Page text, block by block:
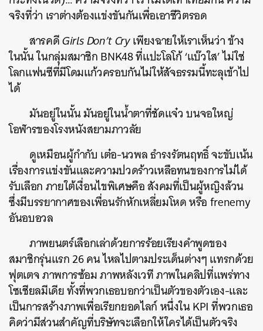
จริงที่ว่า เราต่างต้องแข่งขันกันเพื่อเอาชีวิตรอด
สารคดีGirls Don’t Cryเพียงฉายให้เราเห็นว่า ข้าง
ในนั้น ในกลุ่มสมาชิก BNK48 ที่แปะโลโก้ ‘แบ๊วใส’ ไม่ใช่
โลกแฟนซีที่มีโดมแก้วครอบกันไม่ให้สัจธรรมนี้ทะลุเข้าไป
ได้
มันอยู่ในนั้น มันอยู่ในน้ำตาที่ชัดแจ๋ว บนจอใหญ่
โอฬารของโรงหนังสยามภาวลัย
ดูเหมือนผู้กำกับ เต๋อ-นวพล ธำรงรัตนฤทธิ์ จะขับเน้น
เรื่องการแข่งขันและความปวดร้าวเหลือทนของการไม่ได้
รับเลือก ภายใต้เงื่อนไขพิเศษคือ สังคมที่เป็นผู้หญิงล้วน
ซึ่งมีบรรยากาศของเพื่อนรักหักเหลี่ยมโหด หรือ frenemy
อันอบอวล
ภาพยนตร์เลือกเล่าด้วยการร้อยเรียงคำพูดของ
สมาชิกรุ่นแรก 26 คน ไหลไปตามประเด็นต่างๆ แทรกด้วย
ฟุตเตจ ภาพการซ้อม ภาพหลังเวที ภาพในคลิปที่แพร่ทาง
โซเชียลมีเดีย ทั้งที่พวกเธอบอกว่าเป็นตัวของตัวเอง-และ
เป็นการสร้างภาพเพื่อเรียกยอดไลก์ หนึ่งใน KPI ที่พวกเธอ
คิดว่ามีส่วนสำคัญที่บริษัทจะเลือกให้ใครได้เป็นตัวจริง